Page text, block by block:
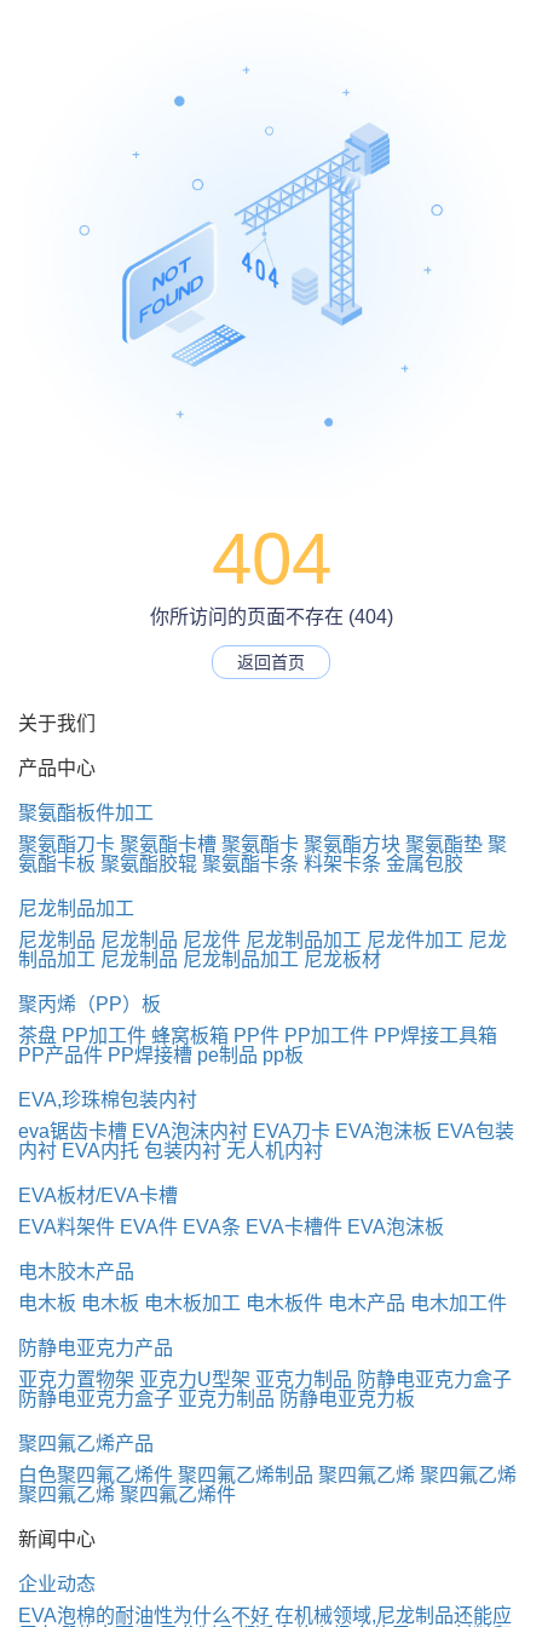
404
你所访问的页面不存在 (404)
返回首页
关于我们
产品中心
聚氨酯板件加工
聚氨酯刀卡 聚氨酯卡槽 聚氨酯卡 聚氨酯方块 聚氨酯垫 聚
氨酯卡板 聚氨酯胶辊 聚氨酯卡条 料架卡条 金属包胶
尼龙制品加工
尼龙制品 尼龙制品 尼龙件 尼龙制品加工 尼龙件加工 尼龙
制品加工 尼龙制品 尼龙制品加工 尼龙板材
聚丙烯（PP）板
茶盘 PP加工件 蜂窝板箱 PP件 PP加工件 PP焊接工具箱
PP产品件 PP焊接槽 pe制品 pp板
EVA,珍珠棉包装内衬
eva锯齿卡槽 EVA泡沫内衬 EVA刀卡 EVA泡沫板 EVA包装
内衬 EVA内托 包装内衬 无人机内衬
EVA板材/EVA卡槽
EVA料架件 EVA件 EVA条 EVA卡槽件 EVA泡沫板
电木胶木产品
电木板 电木板 电木板加工 电木板件 电木产品 电木加工件
防静电亚克力产品
亚克力置物架 亚克力U型架 亚克力制品 防静电亚克力盒子
防静电亚克力盒子 亚克力制品 防静电亚克力板
聚四氟乙烯产品
白色聚四氟乙烯件 聚四氟乙烯制品 聚四氟乙烯 聚四氟乙烯
聚四氟乙烯 聚四氟乙烯件
新闻中心
企业动态
EVA泡棉的耐油性为什么不好 在机械领域,尼龙制品还能应